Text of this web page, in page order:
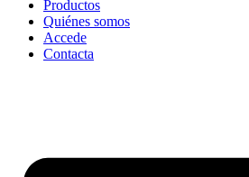
Productos
Quiénes somos
Accede
Contacta